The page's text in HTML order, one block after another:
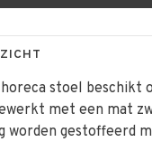
stoel beschikt
met een mat
worden gestoffeerd